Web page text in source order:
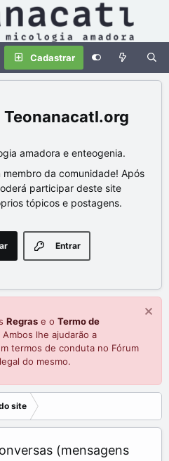
Cadastrar
Teonanacatl.org
amadora e enteogenia.
da comunidade! Após
participar deste site
tópicos e postagens.
Entrar
Regras e o Termo de
lhe ajudarão a
termos de conduta no Fórum
do mesmo.
site
(mensagens